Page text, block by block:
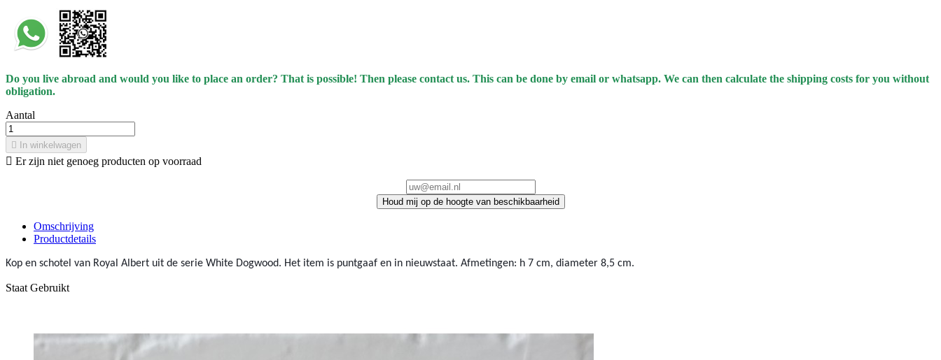
Do you live abroad and would you like to place an order? That is possible! Then please contact us. This can be done by email or whatsapp. We can then calculate the shipping costs for you without
obligation.
Aantal
 In winkelwagen
 Er zijn niet genoeg producten op voorraad
Houd mij op de hoogte van beschikbaarheid
Omschrijving
Productdetails
Kop en schotel van Royal Albert uit de serie White Dogwood. Het item is puntgaaf en in nieuwstaat. Afmetingen: h 7 cm, diameter 8,5 cm.
StaatGebruikt